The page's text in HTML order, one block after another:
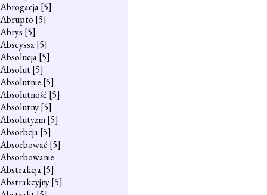
Abrogacja[5]
Abrupto [5]
Abrys [5]
Abscyssa[5]
Absolucja[5]
Absolut[5]
Absolutnie [5]
Absolutność [5]
Absolutny[5]
Absolutyzm[5]
Absorbcja[5]
Absorbować [5]
Absorbowanie
Abstrakcja[5]
Abstrakcyjny[5]